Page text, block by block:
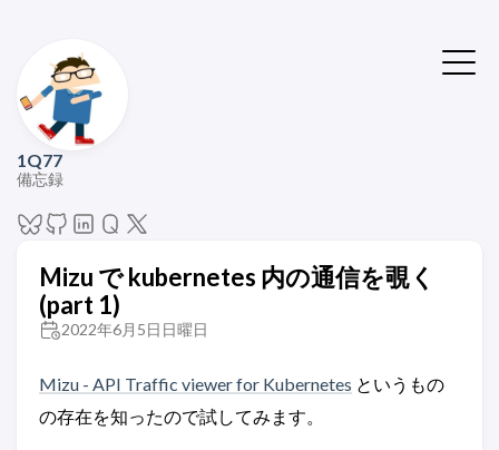
1Q77
備忘録
Mizu で kubernetes 内の通信を覗く
(part 1)
2022年6月5日日曜日
Mizu - API Traffic viewer for Kubernetes というもの
の存在を知ったので試してみます。